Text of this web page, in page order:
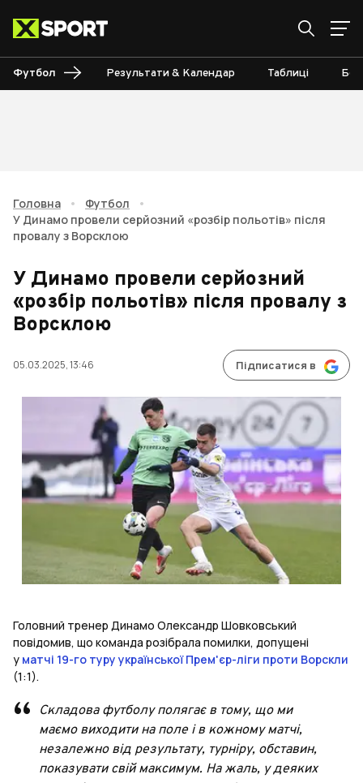
Футбол Результати & Календар Таблиці
Головна • Футбол
•
У Динамо провели серйозний «розбір польотів» після
провалу з Ворсклою
У Динамо провели серйозний
«розбір польотів» після провалу з
Ворсклою
05.03.2025, 13:46 Підписатися в
Головний тренер Динамо Олександр Шовковський
повідомив, що команда розібрала помилки, допущені
у матчі 19-го туру української Прем'єр-ліги проти Ворскли
(1:1).
Складова футболу полягає в тому, що ми
маємо виходити на поле і в кожному матчі,
незалежно від результату, турніру, обставин,
показувати свій максимум. На жаль, у деяких